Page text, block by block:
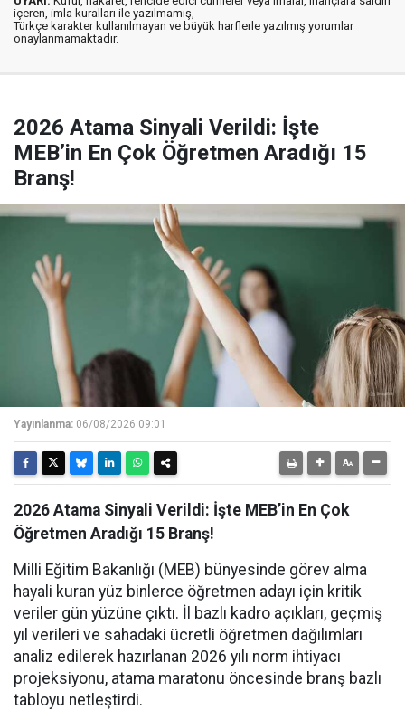
içeren, imla kuralları ile yazılmamış,
Türkçe karakter kullanılmayan ve büyük harflerle yazılmış yorumlar
onaylanmamaktadır.
2026 Atama Sinyali Verildi: İşte
MEB’in En Çok Öğretmen Aradığı 15
Branş!
Yayınlanma: 06/08/2026 09:01
2026 Atama Sinyali Verildi: İşte MEB’in En Çok
Öğretmen Aradığı 15 Branş!
Milli Eğitim Bakanlığı (MEB) bünyesinde görev alma
hayali kuran yüz binlerce öğretmen adayı için kritik
veriler gün yüzüne çıktı. İl bazlı kadro açıkları, geçmiş
yıl verileri ve sahadaki ücretli öğretmen dağılımları
analiz edilerek hazırlanan 2026 yılı norm ihtiyacı
projeksiyonu, atama maratonu öncesinde branş bazlı
tabloyu netleştirdi.